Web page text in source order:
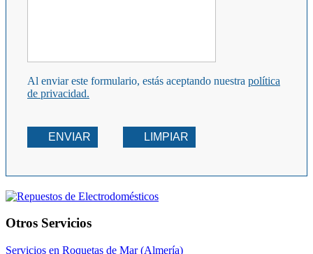
Al enviar este formulario, estás aceptando nuestra política
de privacidad.
ENVIAR LIMPIAR
Otros Servicios
Servicios en Roquetas de Mar (Almería)